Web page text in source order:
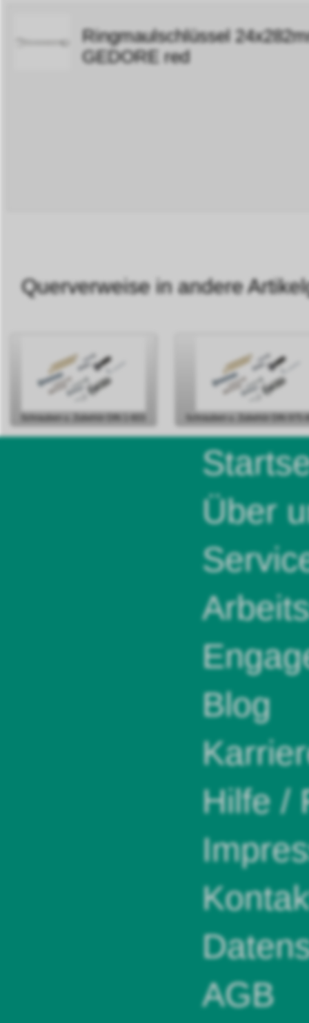
Ringmaulschlüssel
GEDORE red
Querverweise in andere
Schrauben u. Zubehör DIN 1-603 Schrauben u. Zubehör DIN 975-
Über
Blog
Hilfe /
AGB